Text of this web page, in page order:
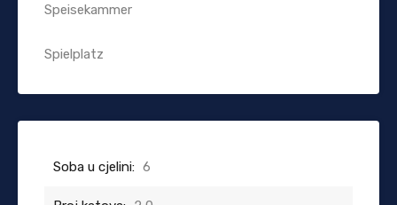
Speisekammer
Spielplatz
Soba u cjelini: 6